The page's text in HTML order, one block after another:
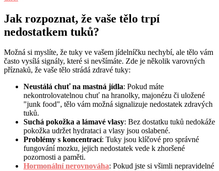
Jak rozpoznat, že vaše tělo trpí
nedostatkem tuků?
Možná si myslíte, že tuky ve vašem jídelníčku nechybí, ale tělo vám
často vysílá signály, které si nevšímáte. Zde je několik varovných
příznaků, že vaše tělo strádá zdravé tuky:
Neustálá chuť na mastná jídla: Pokud máte
nekontrolovatelnou chuť na hranolky, majonézu či uložené
"junk food", tělo vám možná signalizuje nedostatek zdravých
tuků.
Suchá pokožka a lámavé vlasy: Bez dostatku tuků nedokáže
pokožka udržet hydrataci a vlasy jsou oslabené.
Problémy s koncentrací: Tuky jsou klíčové pro správné
fungování mozku, jejich nedostatek vede k zhoršené
pozornosti a paměti.
Hormonální nerovnováha: Pokud jste si všimli nepravidelné